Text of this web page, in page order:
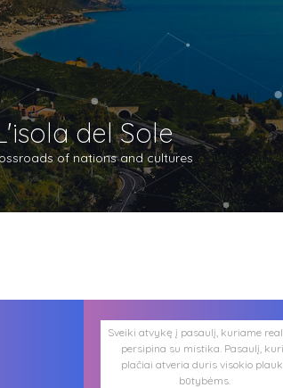
del Sole
of nations and cultures
Sveiki atvykę į pasaulį, kuriame
persipina su mistika. Pasaulį,
plačiai atveria duris visokio
būtybėms.